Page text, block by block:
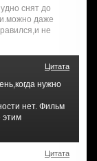
снят до
даже
не
Цитата
нужно
нет. Фильм
этим
Цитата